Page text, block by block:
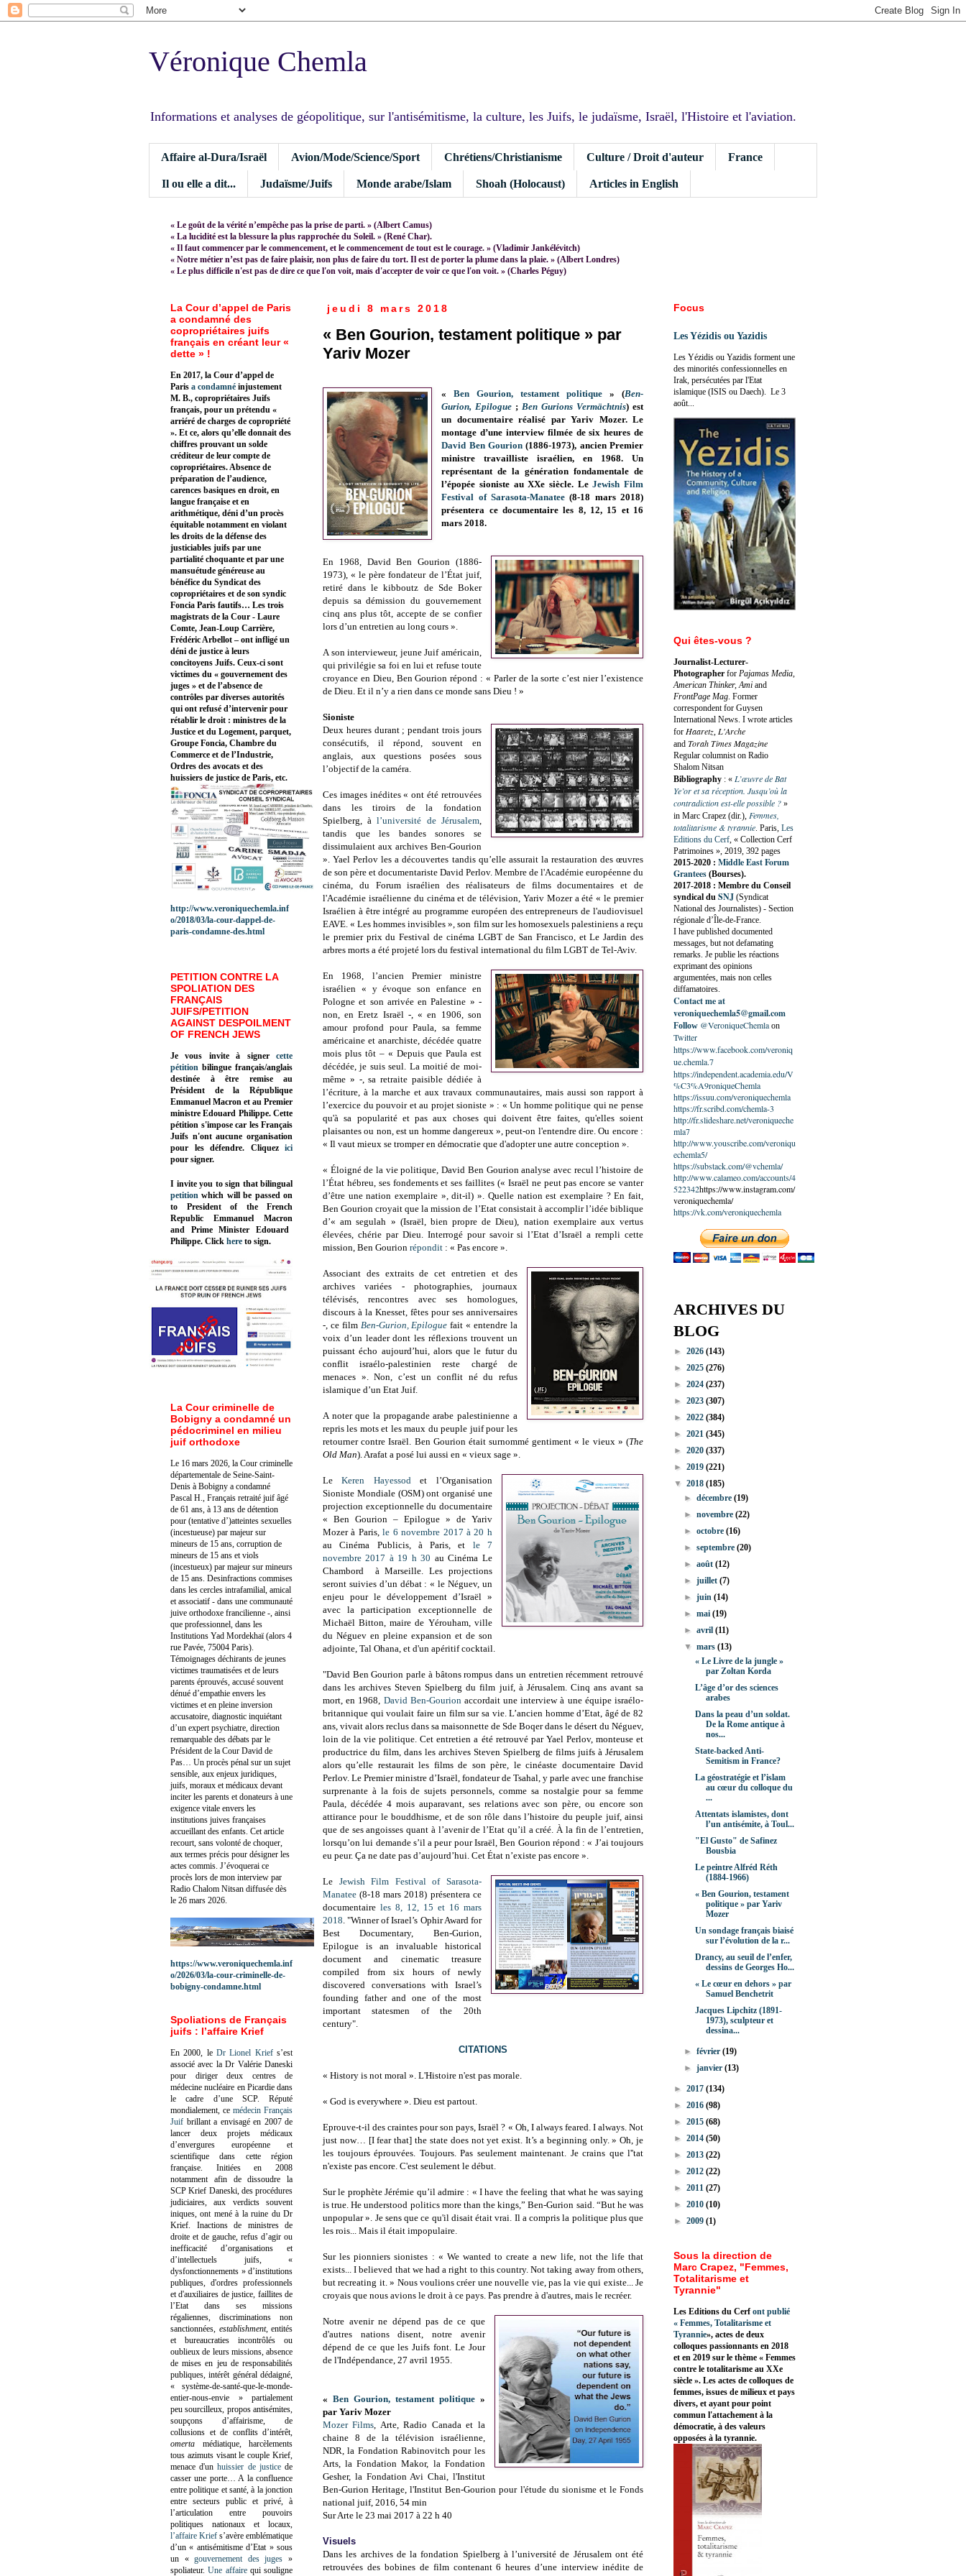
Véronique Chemla
Informations et analyses de géopolitique, sur l'antisémitisme, la culture, les Juifs, le judaïsme, Israël, l'Histoire et l'aviation.
Affaire al-Dura/Israël Avion/Mode/Science/Sport Chrétiens/Christianisme Culture / Droit d'auteur France
Il ou elle a dit... Judaïsme/Juifs Monde arabe/Islam Shoah (Holocaust) Articles in English
« Le goût de la vérité n’empêche pas la prise de parti. » (Albert Camus)
« La lucidité est la blessure la plus rapprochée du Soleil. » (René Char).
« Il faut commencer par le commencement, et le commencement de tout est le courage. » (Vladimir Jankélévitch)
« Notre métier n’est pas de faire plaisir, non plus de faire du tort. Il est de porter la plume dans la plaie. » (Albert Londres)
« Le plus difficile n'est pas de dire ce que l'on voit, mais d'accepter de voir ce que l'on voit. » (Charles Péguy)
jeudi 8 mars 2018
« Ben Gourion, testament politique » par
Yariv Mozer
«Ben Gourion, testament politique » (Ben-
Gurion, Epilogue ;Ben Gurions Vermächtnis) est
un documentaire réalisé par Yariv Mozer. Le
montage d’une interview filmée de six heures de
David Ben Gourion(1886-1973), ancien Premier
ministre travailliste israélien, en 1968. Un
représentant de la génération fondamentale de
l’épopée sioniste au XXe siècle. LeJewish Film
Festival of Sarasota-Manatee(8-18 mars 2018)
présentera ce documentaire les 8, 12, 15 et 16
mars 2018.
En 1968, David Ben Gourion (1886-
1973), « le père fondateur de l’État juif,
retiré dans le kibboutz de Sde Boker
depuis sa démission du gouvernement
cinq ans plus tôt, accepte de se confier
lors d’un entretien au long cours ».
A son intervieweur, jeune Juif américain,
qui privilégie sa foi en lui et refuse toute
croyance en Dieu, Ben Gourion répond : « Parler de la sorte c’est nier l’existence
de Dieu. Et il n’y a rien dans ce monde sans Dieu ! »
Sioniste
Deux heures durant ; pendant trois jours
consécutifs, il répond, souvent en
anglais, aux questions posées sous
l’objectif de la caméra.
Ces images inédites « ont été retrouvées
dans les tiroirs de la fondation
Spielberg, àl’université de Jérusalem,
tandis que les bandes sonores se
dissimulaient aux archives Ben-Gourion
». Yael Perlov les a découvertes tandis qu’elle assurait la restauration des œuvres
de son père et documentariste David Perlov. Membre de l'Académie européenne du
cinéma, du Forum israélien des réalisateurs de films documentaires et de
l'Académie israélienne du cinéma et de télévision, Yariv Mozer a été « le premier
Israélien à être intégré au programme européen des entrepreneurs de l'audiovisuel
EAVE. « Les hommes invisibles », son film sur les homosexuels palestiniens a reçu
le premier prix du Festival de cinéma LGBT de San Francisco, et Le Jardin des
arbres morts a été projeté lors du festival international du film LGBT de Tel-Aviv.
En 1968, l’ancien Premier ministre
israélien « y évoque son enfance en
Pologne et son arrivée en Palestine » -
non, en Eretz Israël -, « en 1906, son
amour profond pour Paula, sa femme
américaine et anarchiste, décédée quatre
mois plus tôt – « Depuis que Paula est
décédée, je suis seul. La moitié de moi-
même » -, sa retraite paisible dédiée à
l’écriture, à la marche et aux travaux communautaires, mais aussi son rapport à
l’exercice du pouvoir et au projet sioniste » : « Un homme politique qui ne pense
qu'à sa popularité et pas aux choses qui doivent être faites, qu'elles soient
plaisantes ou non, est un homme dangereux », peut-on l'entendre dire. Ou encore :
« Il vaut mieux se tromper en démocratie que d'adopter une autre conception ».
« Éloigné de la vie politique, David Ben Gourion analyse avec recul l’histoire de
l’État hébreu, ses fondements et ses faillites (« Israël ne peut pas encore se vanter
d’être une nation exemplaire », dit-il) ». Quelle nation est exemplaire ? En fait,
Ben Gourion croyait que la mission de l’Etat consistait à accomplir l’idée biblique
d’« am segulah » (Israël, bien propre de Dieu), nation exemplaire aux vertus
élevées, chérie par Dieu. Interrogé pour savoir si l’Etat d’Israël a rempli cette
mission, Ben Gourion répondit : « Pas encore ».
Associant des extraits de cet entretien et des
archives variées - photographies, journaux
télévisés, rencontres avec ses homologues,
discours à la Knesset, fêtes pour ses anniversaires
-, ce film Ben-Gurion, Epilogue fait « entendre la
voix d’un leader dont les réflexions trouvent un
puissant écho aujourd’hui, alors que le futur du
conflit israélo-palestinien reste chargé de
menaces ». Non, c’est un conflit né du refus
islamique d’un Etat Juif.
A noter que la propagande arabe palestinienne a
repris les mots et les maux du peuple juif pour les
retourner contre Israël. Ben Gourion était surnommé gentiment « le vieux » (The
Old Man). Arafat a posé lui aussi en « vieux sage ».
LeKeren Hayessodet l’Organisation
Sioniste Mondiale (OSM) ont organisé une
projection exceptionnelle du documentaire
« Ben Gourion – Epilogue » de Yariv
Mozer à Paris,le 6 novembre 2017 à 20 h
au Cinéma Publicis, à Paris, et le 7
novembre 2017 à 19 h 30 au Cinéma Le
Chambord à Marseille. Les projections
seront suivies d’un débat : « le Néguev, un
enjeu pour le développement d’Israël »
avec la participation exceptionnelle de
Michaël Bitton, maire de Yérouham, ville
du Néguev en pleine expansion et de son
adjointe, Tal Ohana, et d'un apéritif cocktail.
"David Ben Gourion parle à bâtons rompus dans un entretien récemment retrouvé
dans les archives Steven Spielberg du film juif, à Jérusalem. Cinq ans avant sa
mort, en 1968, David Ben-Gourionaccordait une interview à une équipe israélo-
britannique qui voulait faire un film sur sa vie. L’ancien homme d’Etat, âgé de 82
ans, vivait alors reclus dans sa maisonnette de Sde Boqer dans le désert du Néguev,
loin de la vie politique. Cet entretien a été retrouvé par Yael Perlov, monteuse et
productrice du film, dans les archives Steven Spielberg de films juifs à Jérusalem
alors qu’elle restaurait les films de son père, le cinéaste documentaire David
Perlov. Le Premier ministre d’Israël, fondateur de Tsahal, y parle avec une franchise
surprenante à la fois de sujets personnels, comme sa nostalgie pour sa femme
Paula, décédée 4 mois auparavant, ses relations avec son père, ou encore son
attirance pour le bouddhisme, et de son rôle dans l’histoire du peuple juif, ainsi
que de ses angoisses quant à l’avenir de l’Etat qu’il a créé. À la fin de l’entretien,
lorsqu’on lui demande s’il a peur pour Israël, Ben Gourion répond : « J’ai toujours
eu peur. Ça ne date pas d’aujourd’hui. Cet État n’existe pas encore ».
Le Jewish Film Festival of Sarasota-
Manatee (8-18 mars 2018) présentera ce
documentaire les 8, 12, 15 et 16 mars
2018. "Winner of Israel’s Ophir Award for
Best Documentary, Ben-Gurion,
Epilogue is an invaluable historical
document and cinematic treasure
compiled from six hours of newly
discovered conversations with Israel’s
founding father and one of the most
important statesmen of the 20th
century".
CITATIONS
« History is not moral ». L'Histoire n'est pas morale.
« God is everywhere ». Dieu est partout.
Eprouve-t-il des craintes pour son pays, Israël ? « Oh, I always feared. I always. Not
just now… [I fear that] the state does not yet exist. It’s a beginning only. » Oh, je
les toujours éprouvées. Toujours. Pas seulement maintenant. Je crains que l''tat
n'existe pas encore. C'est seulement le début.
Sur le prophète Jérémie qu’il admire : « I have the feeling that what he was saying
is true. He understood politics more than the kings,” Ben-Gurion said. “But he was
unpopular ». Je sens que ce qu'il disait était vrai. Il a compris la politique plus que
les rois... Mais il était impopulaire.
Sur les pionniers sionistes : « We wanted to create a new life, not the life that
exists... I believed that we had a right to this country. Not taking away from others,
but recreating it. » Nous voulions créer une nouvelle vie, pas la vie qui existe... Je
croyais que nous avions le droit à ce pays. Pas prendre à d'autres, mais le recréer.
Notre avenir ne dépend pas de ce que
d'autres nations disent, notre avenir
dépend de ce que les Juifs font. Le Jour
de l'Indépendance, 27 avril 1955.
« Ben Gourion, testament politique»
par Yariv Mozer
Mozer Films, Arte, Radio Canada et la
chaine 8 de la télévision israélienne,
NDR, la Fondation Rabinovitch pour les
Arts, la Fondation Makor, la Fondation
Gesher, la Fondation Avi Chai, l'Institut
Ben-Gurion Heritage, l'Institut Ben-Gourion pour l'étude du sionisme et le Fonds
national juif, 2016, 54 min
Sur Arte le 23 mai 2017 à 22 h 40
Visuels
Dans les archives de la fondation Spielberg à l’université de Jérusalem ont été
retrouvées des bobines de film contenant 6 heures d’une interview inédite de
La Cour d’appel de Paris
a condamné des
copropriétaires juifs
français en créant leur «
dette » !
En 2017, la Cour d’appel de
Paris a condamné injustement
M. B., copropriétaires Juifs
français, pour un prétendu «
arriéré de charges de copropriété
». Et ce, alors qu’elle donnait des
chiffres prouvant un solde
créditeur de leur compte de
copropriétaires. Absence de
préparation de l’audience,
carences basiques en droit, en
langue française et en
arithmétique, déni d’un procès
équitable notamment en violant
les droits de la défense des
justiciables juifs par une
partialité choquante et par une
mansuétude généreuse au
bénéfice du Syndicat des
copropriétaires et de son syndic
Foncia Paris fautifs… Les trois
magistrats de la Cour - Laure
Comte, Jean-Loup Carrière,
Frédéric Arbellot – ont infligé un
déni de justice à leurs
concitoyens Juifs. Ceux-ci sont
victimes du « gouvernement des
juges » et de l’absence de
contrôles par diverses autorités
qui ont refusé d’intervenir pour
rétablir le droit : ministres de la
Justice et du Logement, parquet,
Groupe Foncia, Chambre du
Commerce et de l’Industrie,
Ordres des avocats et des
huissiers de justice de Paris, etc.
http://www.veroniquechemla.inf
o/2018/03/la-cour-dappel-de-
paris-condamne-des.html
PETITION CONTRE LA
SPOLIATION DES
FRANÇAIS
JUIFS/PETITION
AGAINST DESPOILMENT
OF FRENCH JEWS
Je vous invite à signer cette
pétition bilingue français/anglais
destinée à être remise au
Président de la République
Emmanuel Macron et au Premier
ministre Edouard Philippe. Cette
pétition s'impose car les Français
Juifs n'ont aucune organisation
pour les défendre. Cliquez
ici
pour signer.
I invite you to sign that bilingual
petition which will be passed on
to President of the French
Republic Emmanuel Macron
and Prime Minister Edouard
Philippe. Click here to sign.
La Cour criminelle de
Bobigny a condamné un
pédocriminel en milieu
juif orthodoxe
Le 16 mars 2026, la Cour criminelle
départementale de Seine-Saint-
Denis à Bobigny a condamné
Pascal H., Français retraité juif âgé
de 61 ans, à 13 ans de détention
pour (tentative d’)atteintes sexuelles
(incestueuse) par majeur sur
mineurs de 15 ans, corruption de
mineurs de 15 ans et viols
(incestueux) par majeur sur mineurs
de 15 ans. Desinfractions commises
dans les cercles intrafamilial, amical
et associatif - dans une communauté
juive orthodoxe francilienne -, ainsi
que professionnel, dans les
Institutions Yad Mordekhaï (alors 4
rue Pavée, 75004 Paris).
Témoignages déchirants de jeunes
victimes traumatisées et de leurs
parents éprouvés, accusé souvent
dénué d’empathie envers les
victimes et en pleine inversion
accusatoire, diagnostic inquiétant
d’un expert psychiatre, direction
remarquable des débats par le
Président de la Cour David de
Pas… Un procès pénal sur un sujet
sensible, aux enjeux juridiques,
juifs, moraux et médicaux devant
inciter les parents et donateurs à une
exigence vitale envers les
institutions juives françaises
accueillant des enfants. Cet article
recourt, sans volonté de choquer,
aux termes précis pour désigner les
actes commis. J’évoquerai ce
procès lors de mon interview par
Radio Chalom Nitsan diffusée dès
le 26 mars 2026.
https://www.veroniquechemla.inf
o/2026/03/la-cour-criminelle-de-
bobigny-condamne.html
Spoliations de Français
juifs : l’affaire Krief
En 2000, le Dr Lionel Kriefs’est
associé avec la Dr Valérie Daneski
pour diriger deux centres de
médecine nucléaire en Picardie dans
le cadre d’une SCP. Réputé
mondialement, ce médecin Français
Juif brillant a envisagé en 2007 de
lancer deux projets médicaux
d’envergures européenne et
scientifique dans cette région
française. Initiées en 2008
notamment afin de dissoudre la
SCP Krief Daneski, des procédures
judiciaires, aux verdicts souvent
iniques, ont mené à la ruine du Dr
Krief. Inactions de ministres de
droite et de gauche, refus d’agir ou
inefficacité d’organisations et
d’intellectuels juifs, «
dysfonctionnements » d’institutions
publiques, d'ordres professionnels
et d'auxiliaires de justice, faillites de
l’Etat dans ses missions
régaliennes, discriminations non
sanctionnées, establishment, entités
et bureaucraties incontrôlés ou
oublieux de leurs missions, absence
de mises en jeu de responsabilités
publiques, intérêt général dédaigné,
« système-de-santé-que-le-monde-
entier-nous-envie » partialement
peu sourcilleux, propos antisémites,
soupçons d’affairisme, de
collusions et de conflits d’intérêt,
omerta médiatique, harcèlements
tous azimuts visant le couple Krief,
menace d'unhuissier de justicede
casser une porte… A la confluence
entre politique et santé, à la jonction
entre secteurs public et privé, à
l’articulation entre pouvoirs
politiques nationaux et locaux,
l’affaire Krief s’avère emblématique
d’un « antisémitisme d’Etat » sous
un «gouvernement des juges »
spoliateur.Une affairequi souligne
Focus
Les Yézidis ou Yazidis
Les Yézidis ou Yazidis forment une
des minorités confessionnelles en
Irak, persécutées par l'Etat
islamique (ISIS ou Daech). Le 3
août...
Qui êtes-vous ?
Journalist-Lecturer-
Photographer for Pajamas Media,
American Thinker, Ami and
FrontPage Mag. Former
correspondent for Guysen
International News. I wrote articles
for Haaretz, L'Arche
and Torah Times Magazine
Regular columnist on Radio
Shalom Nitsan
Bibliography : « L’œuvre de Bat
Ye’or et sa réception. Jusqu’où la
contradiction est-elle possible ? »
in Marc Crapez (dir.), Femmes,
totalitarisme & tyrannie. Paris, Les
Editions du Cerf, « Collection Cerf
Patrimoines », 2019, 392 pages
2015-2020 : Middle East Forum
Grantees (Bourses).
2017-2018 : Membre du Conseil
syndical du SNJ (Syndicat
National des Journalistes) - Section
régionale d’Île-de-France.
I have published documented
messages, but not defamating
remarks. Je publie les réactions
exprimant des opinions
argumentées, mais non celles
diffamatoires.
Contact me at
veroniquechemla5@gmail.com
Follow @VeroniqueChemlaon
Twitter
https://www.facebook.com/veroniq
ue.chemla.7
https://independent.academia.edu/V
%C3%A9roniqueChemla
https://issuu.com/veroniquechemla
https://fr.scribd.com/chemla-3
http://fr.slideshare.net/veroniqueche
mla7
http://www.youscribe.com/veroniqu
echemla5/
https://substack.com/@vchemla/
http://www.calameo.com/accounts/4
522342https://www.instagram.com/
veroniquechemla/
https://vk.com/veroniquechemla
ARCHIVES DU
BLOG
► 2026 (143)
► 2025 (276)
► 2024 (237)
► 2023 (307)
► 2022 (384)
► 2021 (345)
► 2020 (337)
► 2019 (221)
▼ 2018 (185)
►décembre(19)
►novembre(22)
►octobre(16)
►septembre(20)
►août(12)
►juillet(7)
►juin(14)
►mai(19)
►avril(11)
▼mars(13)
« Le Livre de la jungle »
par Zoltan Korda
L’âge d’or des sciences
arabes
Dans la peau d’un soldat.
De la Rome antique à
nos...
State-backed Anti-
Semitism in France?
La géostratégie et l’islam
au cœur du colloque du
...
Attentats islamistes, dont
l’un antisémite, à Toul...
"El Gusto" de Safinez
Bousbia
Le peintre Alfréd Réth
(1884-1966)
« Ben Gourion, testament
politique » par Yariv
Mozer
Un sondage français biaisé
sur l’évolution de la r...
Drancy, au seuil de l’enfer,
dessins de Georges Ho...
« Le cœur en dehors » par
Samuel Benchetrit
Jacques Lipchitz (1891-
1973), sculpteur et
dessina...
►février(19)
►janvier(13)
► 2017 (134)
► 2016 (98)
► 2015 (68)
► 2014 (50)
► 2013 (22)
► 2012 (22)
► 2011 (27)
► 2010 (10)
► 2009 (1)
Sous la direction de
Marc Crapez, "Femmes,
Totalitarisme et
Tyrannie"
Les Editions du Cerfont publié
« Femmes, Totalitarisme et
Tyrannie», actes de deux
colloques passionnants en 2018
et en 2019 sur le thème « Femmes
contre le totalitarisme au XXe
siècle ». Les actes de colloques de
femmes, issues de milieux et pays
divers, et ayant pour point
commun l'attachement à la
démocratie, à des valeurs
opposées à la tyrannie.